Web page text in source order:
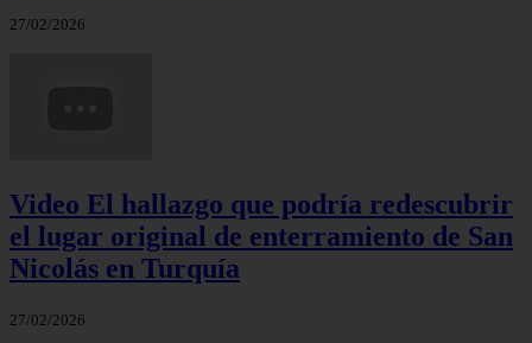
27/02/2026
Video El hallazgo que podría redescubrir
el lugar original de enterramiento de San
Nicolás en Turquía
27/02/2026